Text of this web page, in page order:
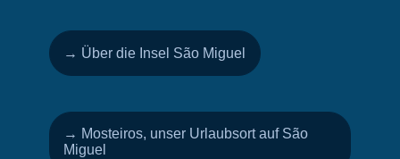
→ Über die Insel São Miguel
→ Mosteiros, unser Urlaubsort auf São
Miguel